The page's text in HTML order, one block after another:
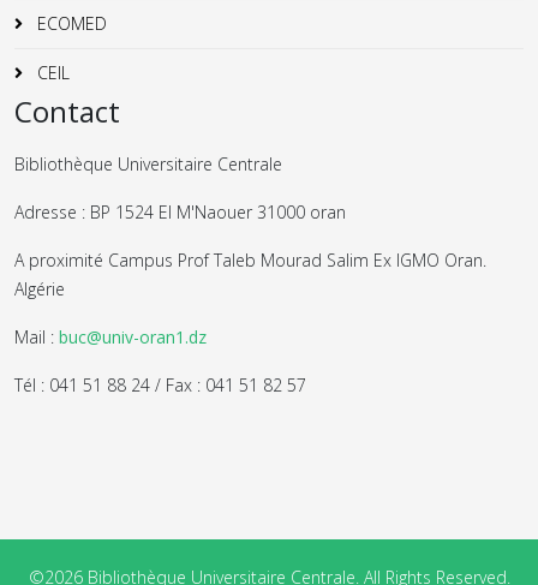
ECOMED
CEIL
Contact
Bibliothèque Universitaire Centrale
Adresse : BP 1524 El M'Naouer 31000 oran
A proximité Campus Prof Taleb Mourad Salim Ex IGMO Oran.
Algérie
Mail : buc@univ-oran1.dz
Tél : 041 51 88 24 / Fax : 041 51 82 57
©2026 Bibliothèque Universitaire Centrale. All Rights Reserved.